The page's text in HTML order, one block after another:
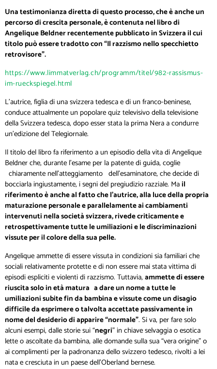
Una testimonianza diretta di questo processo, che è anche un
percorso di crescita personale, è contenuta nel libro di
Angelique Beldner recentemente pubblicato in Svizzera il cui
titolo può essere tradotto con “Il razzismo nello specchietto
retrovisore”.
https://www.limmatverlag.ch/programm/titel/982-rassismus-
im-rueckspiegel.html
L’autrice, figlia di una svizzera tedesca e di un franco-beninese,
conduce attualmente un popolare quiz televisivo della televisione
della Svizzera tedesca, dopo esser stata la prima Nera a condurre
un’edizione del Telegiornale.
Il titolo del libro fa riferimento a un episodio della vita di Angelique
Beldner che, durante l’esame per la patente di guida, coglie
chiaramente nell’atteggiamento dell’esaminatore, che decide di
bocciarla ingiustamente, i segni del pregiudizio razziale. Mail
riferimento è anche al fatto che l’autrice, alla luce della propria
maturazione personale e parallelamente ai cambiamenti
intervenuti nella società svizzera, rivede criticamente e
retrospettivamente tutte le umiliazioni e le discriminazioni
vissute per il colore della sua pelle.
Angelique ammette di essere vissuta in condizioni sia familiari che
sociali relativamente protette e di non essere mai stata vittima di
episodi espliciti e violenti di razzismo. Tuttavia, ammette di essere
riuscita solo in età matura a dare un nome a tutte le
umiliazioni subite fin da bambina e vissute come un disagio
difficile da esprimere o talvolta accettate passivamente in
nome del desiderio di apparire “normale”. Si va, per fare solo
alcuni esempi, dalle storie sui “negri” in chiave selvaggia o esotica
lette o ascoltate da bambina, alle domande sulla sua “vera origine” o
ai complimenti per la padronanza dello svizzero tedesco, rivolti a lei
nata e cresciuta in un paese dell’Oberland bernese.